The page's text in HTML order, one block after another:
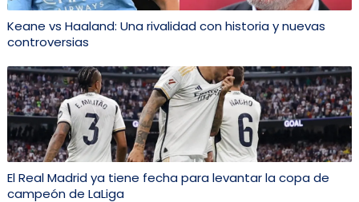
Keane vs Haaland: Una rivalidad con historia y nuevas
controversias
El Real Madrid ya tiene fecha para levantar la copa de
campeón de LaLiga